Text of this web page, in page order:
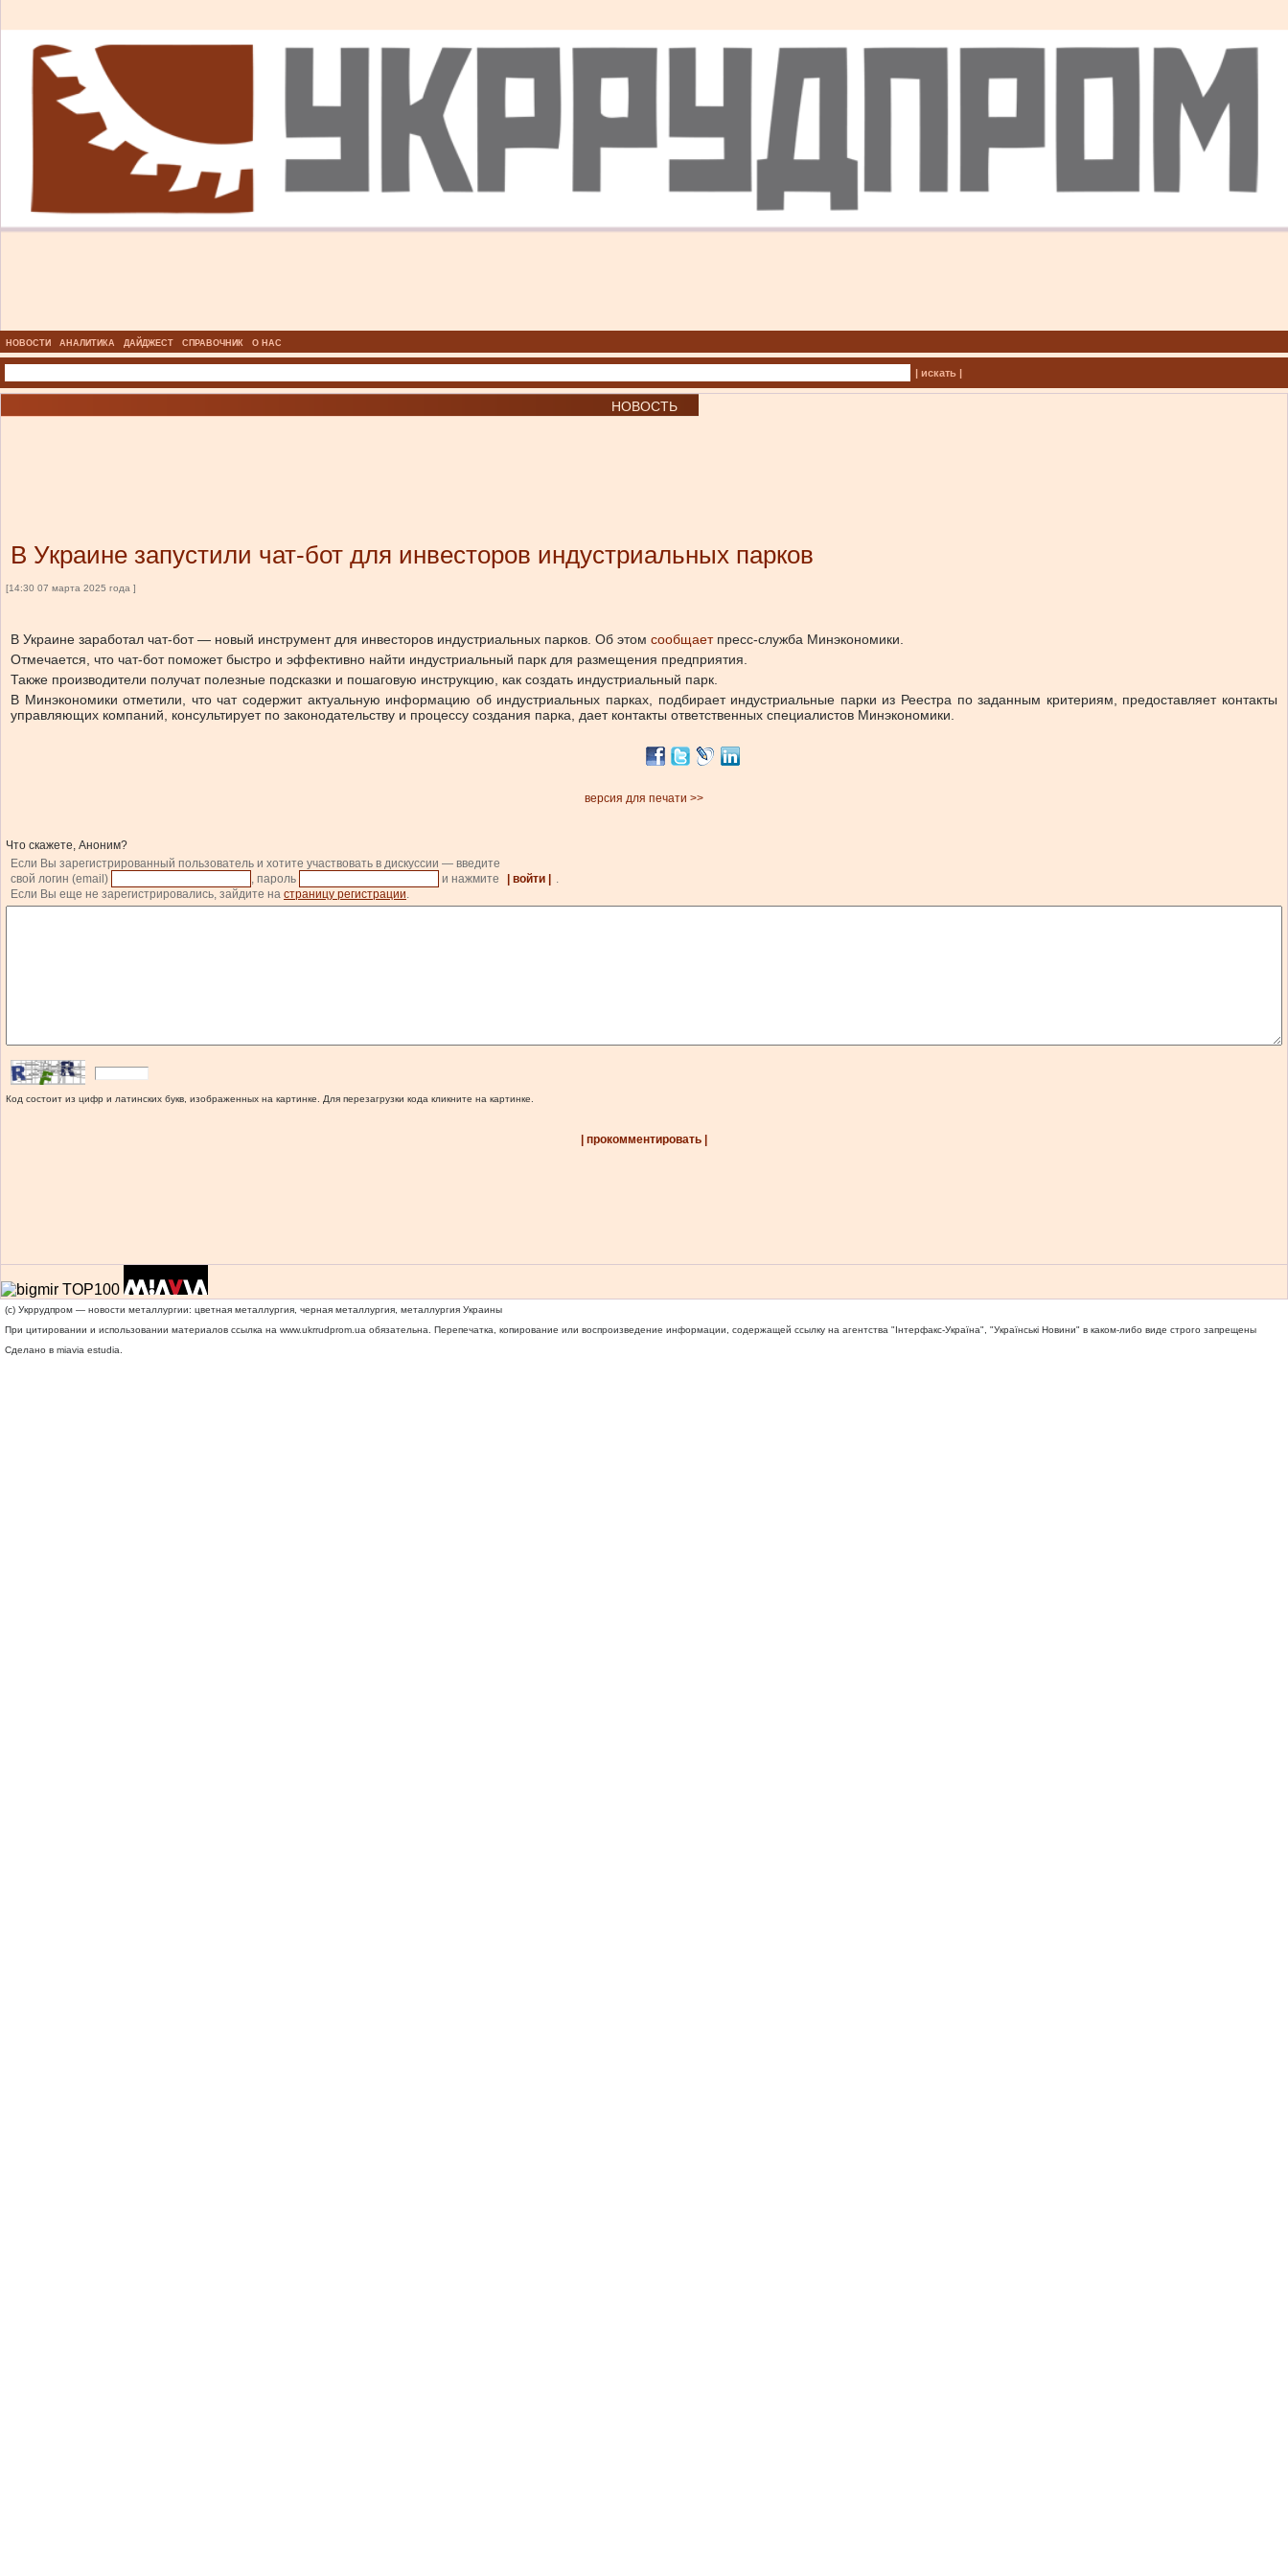
НОВОСТИ АНАЛИТИКА ДАЙДЖЕСТ СПРАВОЧНИК О НАС
| искать |
НОВОСТЬ
В Украине запустили чат-бот для инвесторов индустриальных парков
[14:30 07 марта 2025 года ]
В Украине заработал чат-бот — новый инструмент для инвесторов индустриальных парков. Об этом сообщает пресс-служба Минэкономики.
Отмечается, что чат-бот поможет быстро и эффективно найти индустриальный парк для размещения предприятия.
Также производители получат полезные подсказки и пошаговую инструкцию, как создать индустриальный парк.
В Минэкономики отметили, что чат содержит актуальную информацию об индустриальных парках, подбирает индустриальные парки из Реестра по заданным критериям, предоставляет контакты
управляющих компаний, консультирует по законодательству и процессу создания парка, дает контакты ответственных специалистов Минэкономики.
версия для печати >>
Что скажете, Аноним?
Если Вы зарегистрированный пользователь и хотите участвовать в дискуссии — введите
свой логин (email)
, пароль и нажмите | войти |
.
Если Вы еще не зарегистрировались, зайдите на страницу регистрации.
Код состоит из цифр и латинских букв, изображенных на картинке. Для перезагрузки кода кликните на картинке.
| прокомментировать |
(c) Укррудпром — новости металлургии: цветная металлургия, черная металлургия, металлургия Украины
При цитировании и использовании материалов ссылка на www.ukrrudprom.ua обязательна. Перепечатка, копирование или воспроизведение информации, содержащей ссылку на агентства "Iнтерфакс-Україна", "Українськi Новини" в каком-либо виде строго запрещены
Сделано в miavia estudia.